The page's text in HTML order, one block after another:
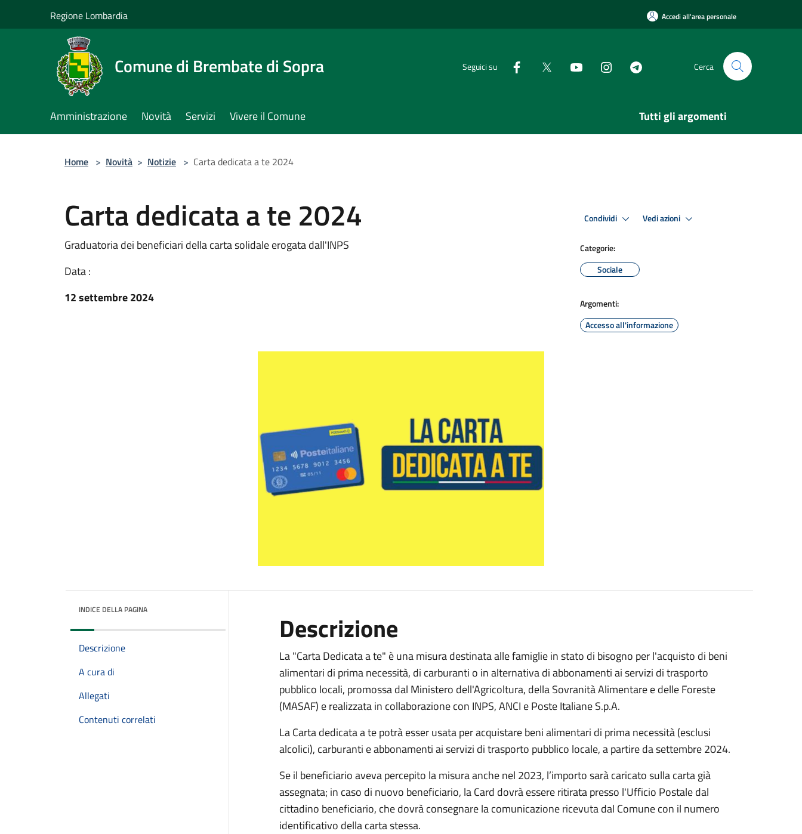
Regione Lombardia Accedi all'area personale
Comune di Brembate di Sopra Seguici su Cerca
Amministrazione Novità Servizi Vivere il Comune Tutti gli argomenti
Home > Novità > Notizie > Carta dedicata a te 2024
Carta dedicata a te 2024
Graduatoria dei beneficiari della carta solidale erogata dall'INPS
Data :
12 settembre 2024
Condividi Vedi azioni
Categorie:
Sociale
Argomenti:
Accesso all'informazione
INDICE DELLA PAGINA
Descrizione
A cura di
Allegati
Contenuti correlati
Descrizione
La "Carta Dedicata a te" è una misura destinata alle famiglie in stato di bisogno per l'acquisto di beni
alimentari di prima necessità, di carburanti o in alternativa di abbonamenti ai servizi di trasporto
pubblico locali, promossa dal Ministero dell'Agricoltura, della Sovranità Alimentare e delle Foreste
(MASAF) e realizzata in collaborazione con INPS, ANCI e Poste Italiane S.p.A.
La Carta dedicata a te potrà esser usata per acquistare beni alimentari di prima necessità (esclusi
alcolici), carburanti e abbonamenti ai servizi di trasporto pubblico locale, a partire da settembre 2024.
Se il beneficiario aveva percepito la misura anche nel 2023, l’importo sarà caricato sulla carta già
assegnata; in caso di nuovo beneficiario, la Card dovrà essere ritirata presso l'Ufficio Postale dal
cittadino beneficiario, che dovrà consegnare la comunicazione ricevuta dal Comune con il numero
identificativo della carta stessa.